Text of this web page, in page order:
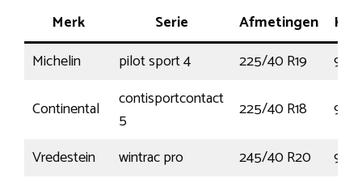
Merk Serie Afmetingen
Michelin
pilot sport 4 225/40 R19
93Y
Continental
contisportcontact
5
225/40 R18
92W
Vredestein
wintrac pro 245/40 R20
99Y